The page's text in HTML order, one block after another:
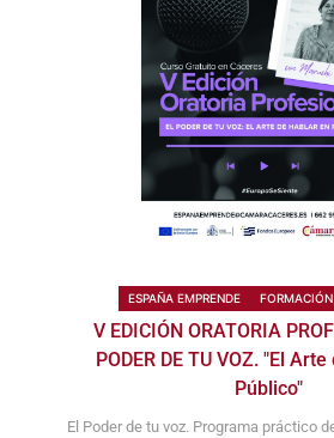
ESPAÑA EMPRENDE FORMACIÓN
V EDICIÓN ORATORIA
PODER DE TU VOZ. "El
Público"